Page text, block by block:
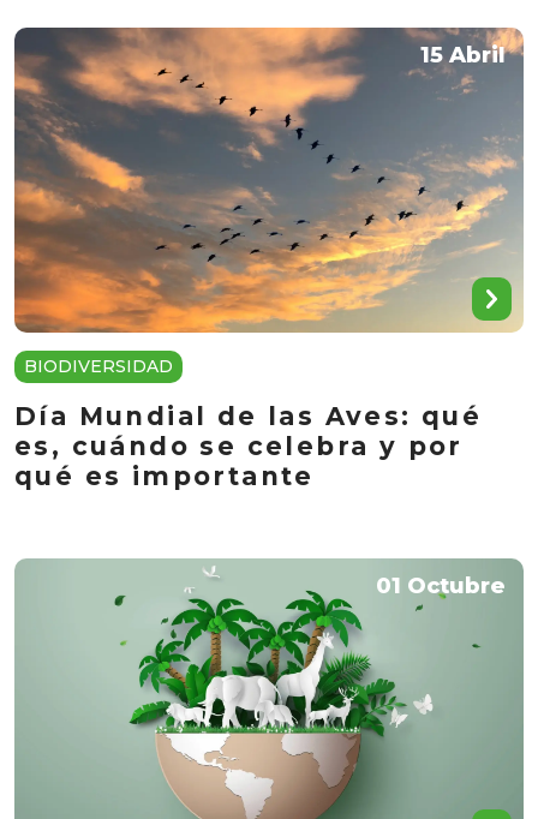
15 Abril
BIODIVERSIDAD
Día Mundial de las Aves: qué
es, cuándo se celebra y por
qué es importante
01 Octubre